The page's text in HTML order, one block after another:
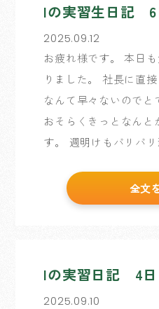
Iの実習生日記 6
2025.09.12
お疲れ様です。 本日
りました。 社長に直
なんて早々ないのでと
おそらくきっとなんと
す。 週明けもバリバ
全文
Iの実習日記 4日
2025.09.10